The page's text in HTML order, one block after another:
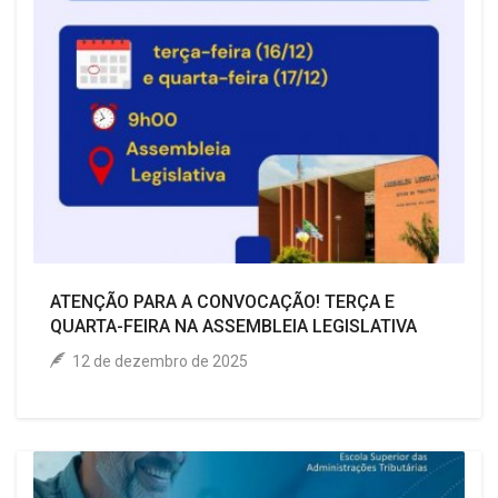
ATENÇÃO PARA A CONVOCAÇÃO! TERÇA E
QUARTA-FEIRA NA ASSEMBLEIA LEGISLATIVA
12 de dezembro de 2025